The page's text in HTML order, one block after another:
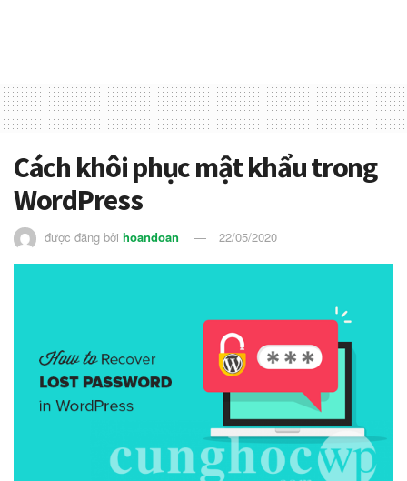
Cách khôi phục mật khẩu trong
WordPress
được đăng bởi hoandoan 22/05/2020